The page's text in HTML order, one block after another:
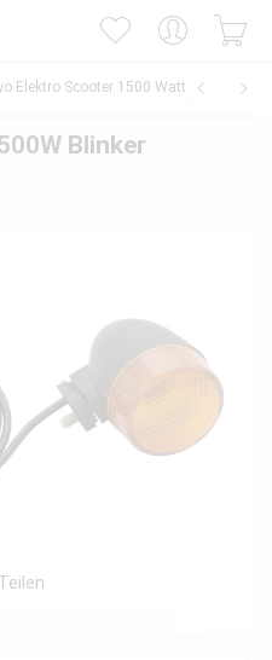
Elektro Scooter 1500 Watt
Blinker
Teilen